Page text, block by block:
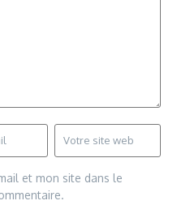
et mon site dans le